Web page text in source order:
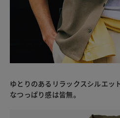
ゆとりのあるリラックスシルエッ
なつっぱり感は皆無。